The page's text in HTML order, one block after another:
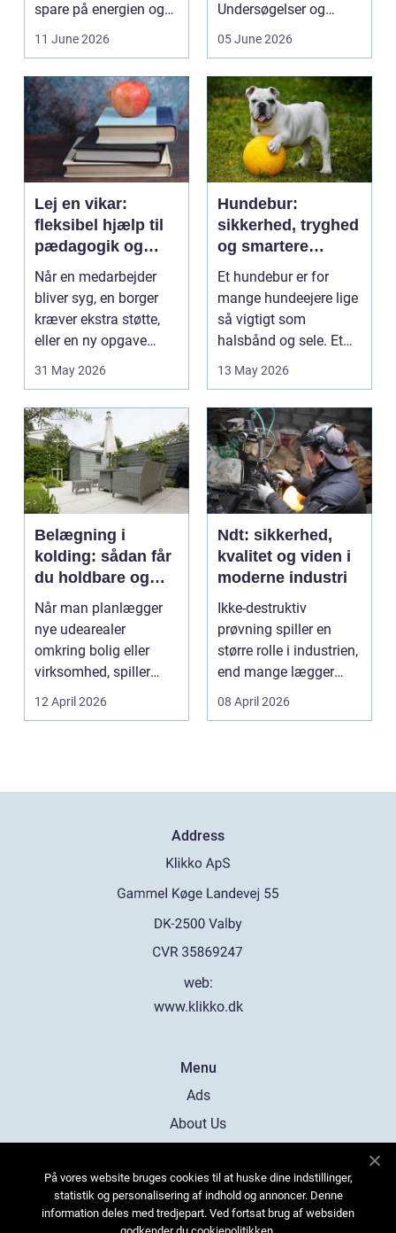
spare på energien og
få et bedre indeklima
11 June 2026
Undersøgelser og
behandlinger foregår i
05 June 2026
Lej en vikar:
fleksibel hjælp til
pædagogik og
sundhed
Når en medarbejder
bliver syg, en borger
kræver ekstra støtte,
eller en ny opgave
opstår fra dag til...
31 May 2026
Hundebur:
sikkerhed, tryghed
og smartere
hverdag med hund
Et hundebur er for
mange hundeejere lige
så vigtigt som
halsbånd og sele. Et
godt bur gi...
13 May 2026
Belægning i
kolding: sådan får
du holdbare og
flotte udearealer
Når man planlægger
nye udearealer
omkring bolig eller
virksomhed, spiller
belægningen en helt
centra...
12 April 2026
Ndt: sikkerhed,
kvalitet og viden i
moderne industri
Ikke-destruktiv
prøvning spiller en
større rolle i industrien,
end mange lægger
mærke til i hverdage...
08 April 2026
Address
web:
www.klikko.dk
Menu
Ads
About Us
Contact
Sitemap
På vores website bruges cookies til at huske dine indstillinger,
statistik og personalisering af indhold og annoncer. Denne
information deles med tredjepart. Ved fortsat brug af websiden